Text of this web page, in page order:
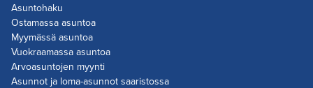
Asuntohaku
Ostamassa asuntoa
Myymässä asuntoa
Vuokraamassa asuntoa
Arvoasuntojen myynti
Asunnot ja loma-asunnot saaristossa